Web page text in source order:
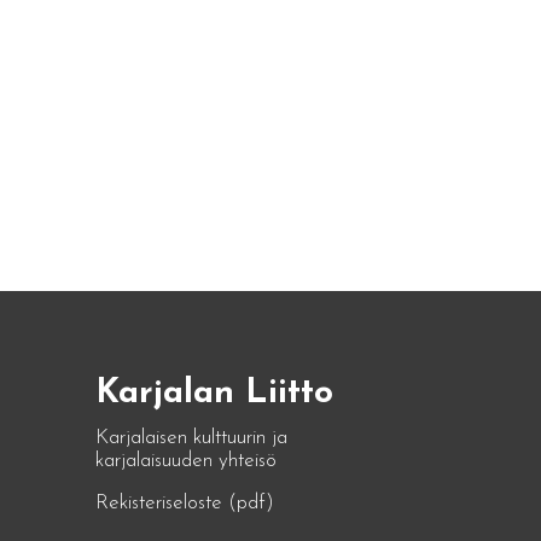
Karjalan Liitto
Karjalaisen kulttuurin ja
karjalaisuuden yhteisö
Rekisteriseloste (pdf)